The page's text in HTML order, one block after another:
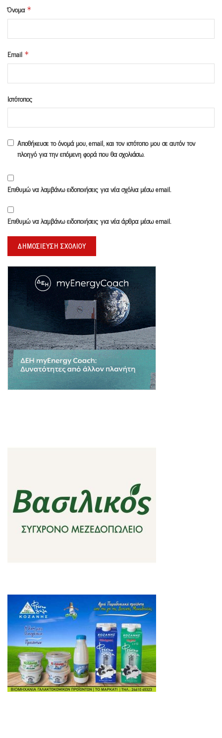
Όνομα *
Email *
Ιστότοπος
Αποθήκευσε το όνομά μου, email, και τον ιστότοπο μου σε αυτόν τον
πλοηγό για την επόμενη φορά που θα σχολιάσω.
Επιθυμώ να λαμβάνω ειδοποιήσεις για νέα σχόλια μέσω email.
Επιθυμώ να λαμβάνω ειδοποιήσεις για νέα άρθρα μέσω email.